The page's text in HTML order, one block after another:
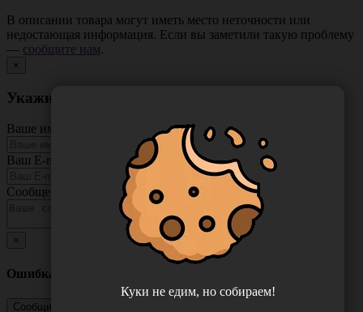
В описании товара могут иметь место неточности или
недостающая информация. Если вы заметили такую проблему
— сообщите нам.
×
Укажите неточность в описании товара
Ваше имя
Ваш E-mail
Сообщение
×
Ошибка
Куки не едим, но собираем!